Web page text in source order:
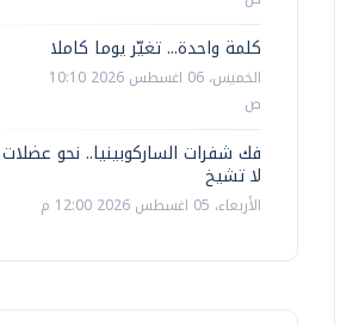
كلمة واحدة... تغيّر يوما كاملا
الخميس، 06 اغسطس 2026 10:10
ص
فك شفرات الساركوبينيا.. نحو عضلات
لا تشيخ
الأربعاء، 05 اغسطس 2026 12:00 م